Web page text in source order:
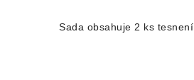
Sada obsahuje 2 ks tesnení.